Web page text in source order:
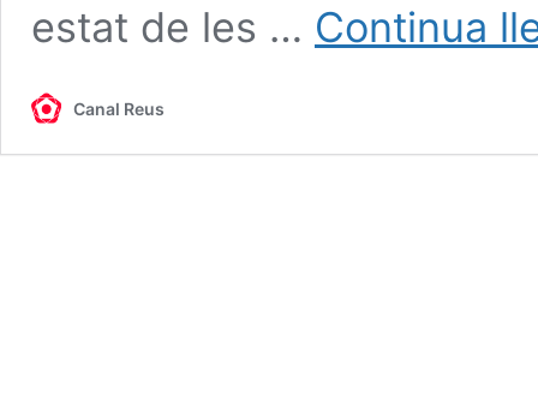
estat de les … Continua
Canal Reus